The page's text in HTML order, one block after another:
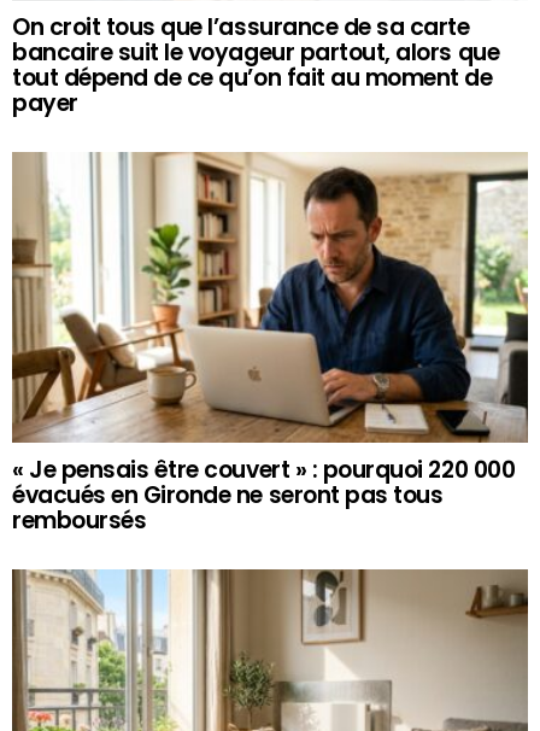
On croit tous que l’assurance de sa carte
bancaire suit le voyageur partout, alors que
tout dépend de ce qu’on fait au moment de
payer
« Je pensais être couvert » : pourquoi 220 000
évacués en Gironde ne seront pas tous
remboursés